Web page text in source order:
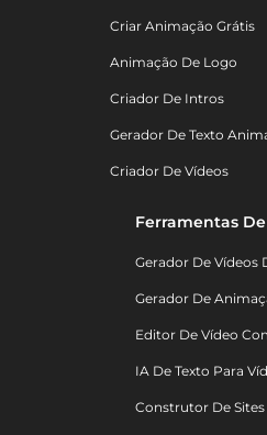
Criar Animação Grátis
Animação De Logo
Criador De Intros
Gerador De Texto
Criador De Vídeos
Ferramentas
Gerador De Vídeos
Gerador De
Editor De Vídeo
IA De Texto Para
Construtor De